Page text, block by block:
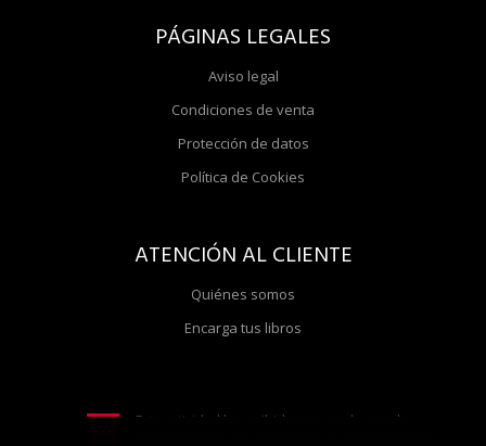
PÁGINAS LEGALES
Aviso legal
Condiciones de venta
Protección de datos
Política de Cookies
ATENCIÓN AL CLIENTE
Quiénes somos
Encarga tus libros
Esta actividad ha recibido una ayuda para la